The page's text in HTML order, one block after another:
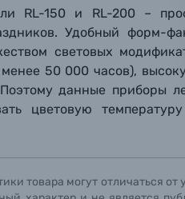
альбомы известных
RL-150 и RL-200 –
Удобный форм-
световых
50 000 часов),
данные приборы
цветовую
товара могут отличаться